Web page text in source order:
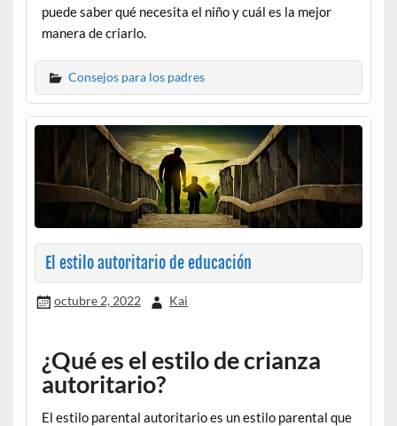
puede saber qué necesita el niño y cuál es la mejor
manera de criarlo.
Consejos para los padres
El estilo autoritario de educación
octubre 2, 2022 Kai
¿Qué es el estilo de crianza
autoritario?
El estilo parental autoritario es un estilo parental que